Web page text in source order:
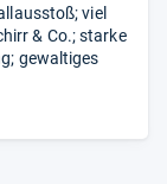
viel
& Co.; starke
gewaltiges